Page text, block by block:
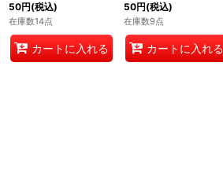
50円(税込)
在庫数14点
カートに入れる
50円(税込)
在庫数9点
カートに入れる